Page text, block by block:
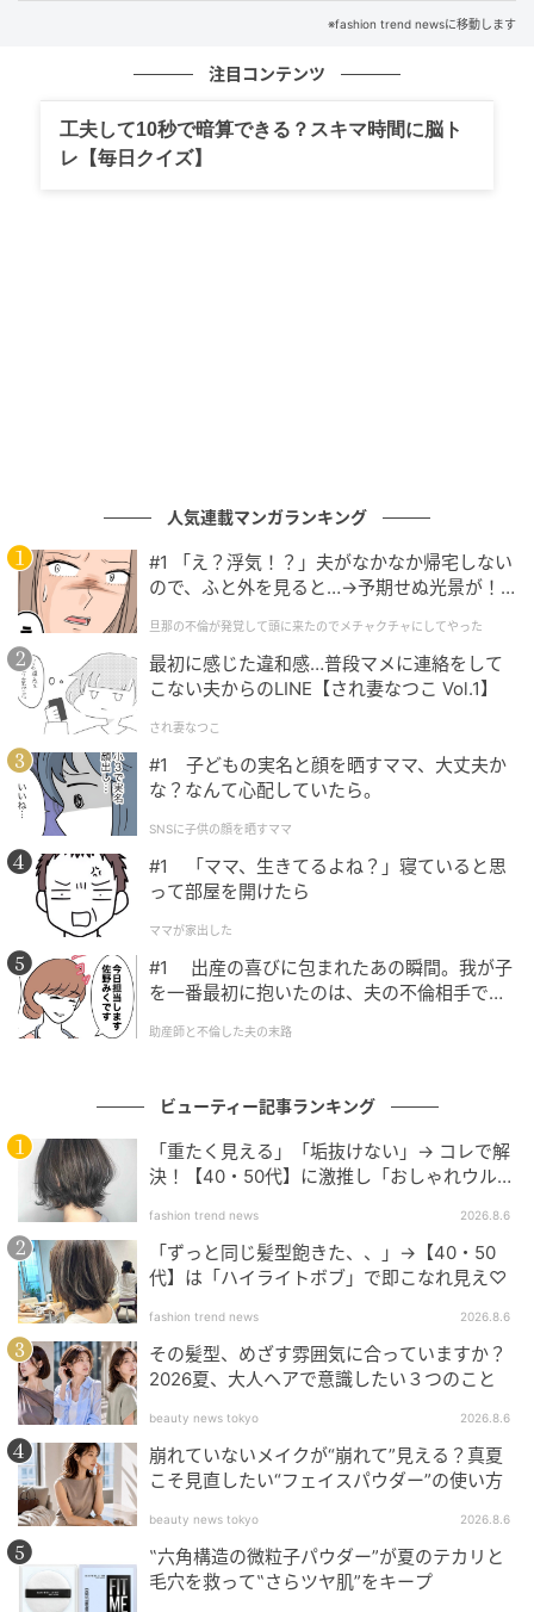
出典：Instagram
出典：Instagram
全体的に短めのレイヤーを入れて、軽やかに仕上げた
ウルフヘア。毛先にカールをつけることで立体感が生
まれ、華やかでエレガントな印象に。顔周りにも動き
が出るので、表情まで明るく見えそう。短めでも女性
らしさを残せるので、思い切って雰囲気を変えたい人
にもおすすめです。大人っぽさと華やかさを両立した
い人にぴったりです。
ハイライトで立体感を出すコンパクトウルフ
※fashion trend newsに移動します
注目コンテンツ
工夫して10秒で暗算できる？スキマ時間に脳ト
レ【毎日クイズ】
人気連載マンガランキング
#1 「え？浮気！？」夫がなかなか帰宅しない
ので、ふと外を見ると…→予期せぬ光景が！
クチャにしてやった
旦那の不倫が発覚して頭に来たのでメチャクチャにしてやった
最初に感じた違和感…普段マメに連絡をして
こない夫からのLINE【され妻なつこ Vol.1】
され妻なつこ
#1 子どもの実名と顔を晒すママ、大丈夫か
な？なんて心配していたら。
SNSに子供の顔を晒すママ
#1 「ママ、生きてるよね？」寝ていると思
って部屋を開けたら
ママが家出した
#1 出産の喜びに包まれたあの瞬間。我が子
を一番最初に抱いたのは、夫の不倫相手でし
助産師と不倫した夫の末路
ビューティー記事ランキング
「重たく見える」「垢抜けない」→ コレで解
決！【40・50代】に激推し「おしゃれウル
fashion trend news 2026.8.6
「ずっと同じ髪型飽きた、、」→【40・50
代】は「ハイライトボブ」で即こなれ見え♡
fashion trend news 2026.8.6
その髪型、めざす雰囲気に合っていますか？
2026夏、大人ヘアで意識したい３つのこと
beauty news tokyo 2026.8.6
崩れていないメイクが“崩れて”見える？真夏
こそ見直したい“フェイスパウダー”の使い方
beauty news tokyo 2026.8.6
‟六角構造の微粒子パウダー”が夏のテカリと
毛穴を救って‟さらツヤ肌”をキープ